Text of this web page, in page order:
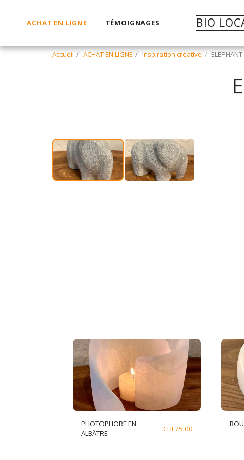
ACHAT EN LIGNE TÉMOIGNAGES BIO
Accueil ACHAT EN LIGNE Inspiration créative
1 pce
PHOTOPHORE EN
ALBÂTRE
CHF75.00